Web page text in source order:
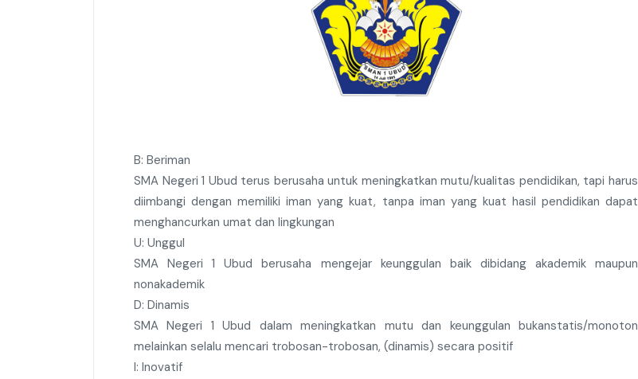
B: Beriman
SMA Negeri 1 Ubud terus berusaha untuk meningkatkan mutu/kualitas pendidikan, tapi harus
diimbangi dengan memiliki iman yang kuat, tanpa iman yang kuat hasil pendidikan dapat
menghancurkan umat dan lingkungan
U: Unggul
SMA Negeri 1 Ubud berusaha mengejar keunggulan baik dibidang akademik maupun
nonakademik
D: Dinamis
SMA Negeri 1 Ubud dalam meningkatkan mutu dan keunggulan bukanstatis/monoton
melainkan selalu mencari trobosan-trobosan, (dinamis) secara positif
I: Inovatif